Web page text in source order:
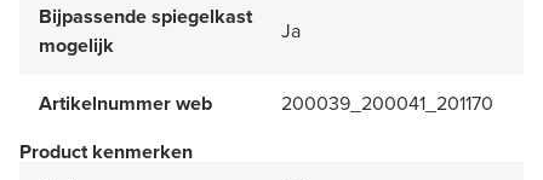
Bijpassende spiegelkast
mogelijk
Ja
Artikelnummer web
200039_200041_201170
Product kenmerken